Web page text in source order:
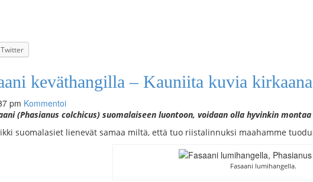
Twitter
keväthangilla – Kauniita kuvia
pm Kommentoi
(Phasianus colchicus) suomalaiseen luontoon, voidaan olla hyvinkin
suomalasiet lienevät samaa miltä, että tuo riistalinnuksi maahamme
Fasaani lumihangella.